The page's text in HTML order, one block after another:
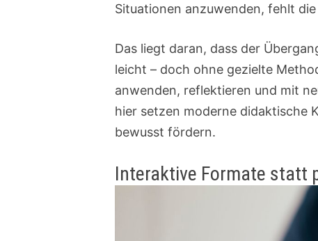
Situationen anzuwenden, fehlt
Das liegt daran, dass der
leicht – doch ohne gezielte
anwenden, reflektieren und mit
hier setzen moderne didaktische
bewusst fördern.
Interaktive Formate statt